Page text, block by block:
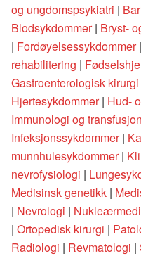
og ungdomspsykiatri |
Blodsykdommer| Bryst-
| Fordøyelsessykdommer|
rehabilitering |
Gastroenterologisk kirurgi
Hjertesykdommer| Hud-
Immunologi og
Infeksjonssykdommer|
munnhulesykdommer|
nevrofysiologi |
Medisinsk genetikk |
| Nevrologi |
| Ortopedisk kirurgi |
Radiologi | Revmatologi |